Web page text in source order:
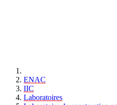
ENAC
IIC
Laboratoires